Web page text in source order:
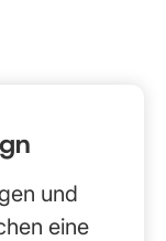
und
eine